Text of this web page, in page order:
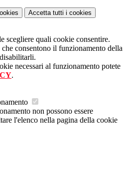
Accetta tutti i cookies
scegliere quali cookie consentire.
consentono il funzionamento della
necessari al funzionamento potete
.
non possono essere
l'elenco nella pagina della cookie